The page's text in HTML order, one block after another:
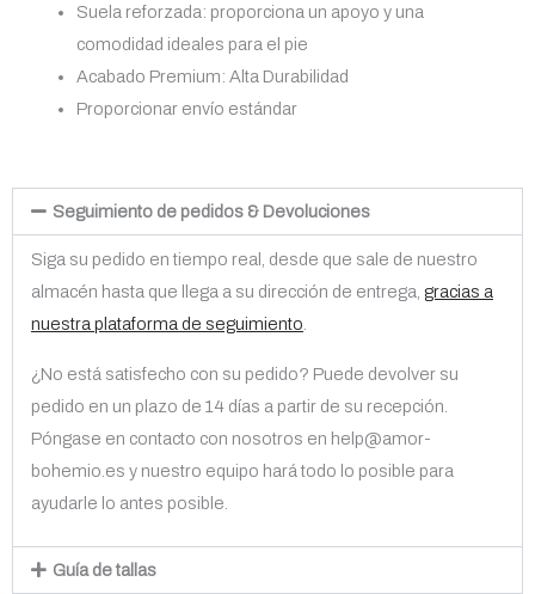
Suela reforzada: proporciona un apoyo y una
comodidad ideales para el pie
Acabado Premium: Alta Durabilidad
Proporcionar envío estándar
Seguimiento de pedidos & Devoluciones
Siga su pedido en tiempo real, desde que sale de nuestro
almacén hasta que llega a su dirección de entrega, gracias a
nuestra plataforma de seguimiento
¿No está satisfecho con su pedido? Puede devolver su
pedido en un plazo de 14 días a partir de su recepción.
Póngase en contacto con nosotros en help@amor-
bohemio.es y nuestro equipo hará todo lo posible para
ayudarle lo antes posible.
Guía de tallas